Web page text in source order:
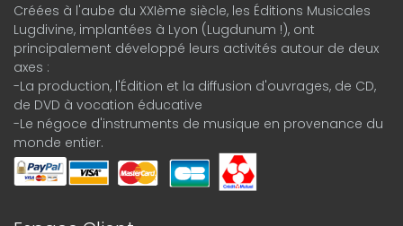
Créées à l'aube du XXIème siècle, les Éditions Musicales
Lugdivine, implantées à Lyon (Lugdunum !), ont
principalement développé leurs activités autour de deux
axes :
-La production, l'Édition et la diffusion d'ouvrages, de CD,
de DVD à vocation éducative
-Le négoce d'instruments de musique en provenance du
monde entier.